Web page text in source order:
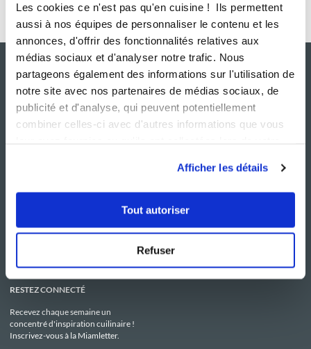
Les cookies ce n'est pas qu'en cuisine ! Ils permettent
aussi à nos équipes de personnaliser le contenu et les
annonces, d'offrir des fonctionnalités relatives aux
médias sociaux et d'analyser notre trafic. Nous
partageons également des informations sur l'utilisation de
notre site avec nos partenaires de médias sociaux, de
publicité et d'analyse, qui peuvent potentiellement
combiner celles-ci avec d'autres informations que vous
Afficher les détails
Tout autoriser
Refuser
Le Mag'
Boutique
C.G.U
Politique de confidentialité
Utilisation des Cookies
RESTEZ CONNECTÉ
Recevez chaque semaine un
concentré d'inspiration cuilinaire !
Inscrivez-vous à la Miamletter.